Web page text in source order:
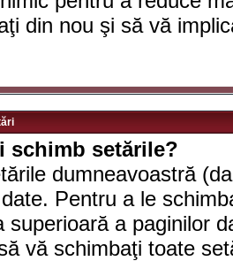
din nou şi să vă
schimb setările?
dumneavoastră
Pentru a le
superioară a paginilor
vă schimbaţi toate